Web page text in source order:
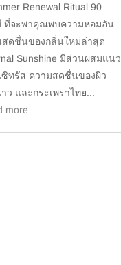
Renewal Ritual 90
ที่จะพาคุณพบความหอมอัน
ดชื่นของกลิ่นใหม่ล่าสุด
Sunshine มีส่วนผสมแนว
ทรัส ความสดชื่นของผิว
ว และกระเพราไทย...
more